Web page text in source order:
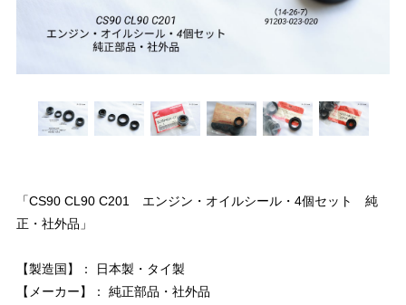
「CS90 CL90 C201 エンジン・オイルシール・4個セット 純
正・社外品」
【製造国】： 日本製・タイ製
【メーカー】： 純正部品・社外品